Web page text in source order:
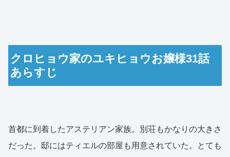
クロヒョウ家のユキヒョウお嬢様31話
あらすじ
首都に到着したアステリアン家族。別荘もかなりの大きさ
だった。邸にはティエルの部屋も用意されていた。とても